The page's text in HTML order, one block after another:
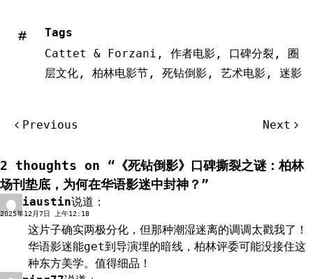
Tags
Cattet & Forzani , 作者电影 , 口碑分裂 , 圈
层文化 , 柏林电影节 , 死钻倒影 , 艺术电影 , 迷影
航
Previous Next
2 thoughts on “ 《死钻倒影》口碑撕裂之谜：柏林
场刊垫底，为何在华语影迷中封神？ ”
iaustin说道：
2025年12月7日 上午12:18
这片子确实两极分化，但那种潮湿迷离的调调太戳我了！
华语影迷能get到导演埋的暗线，柏林评委可能没接住这
种东方美学。值得细品！